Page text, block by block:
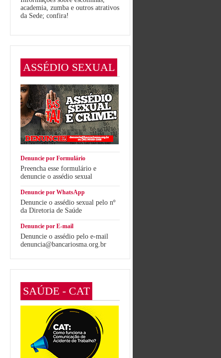
academia, zumba e outros atrativos
da Sede; confira!
ASSÉDIO SEXUAL
Denuncie por Formulário
Preencha esse formulário e
denuncie o assédio sexual
Denuncie por WhatsApp
Denuncie o assédio sexual pelo nº
da Diretoria de Saúde
Denuncie por E-mail
Denuncie o assédio pelo e-mail
denuncia@bancariosma.org.br
SAÚDE - CAT